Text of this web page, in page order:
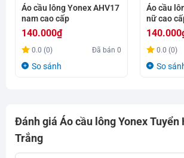
Áo cầu lông Yonex AHV17
nam cao cấp
140.000₫
0.0 (0) Đã bán0
So sánh
Áo cầu
nữ cao
140.000
0.0 (0)
So
Đánh giá Áo cầu lông Yonex Tuyển
Trắng